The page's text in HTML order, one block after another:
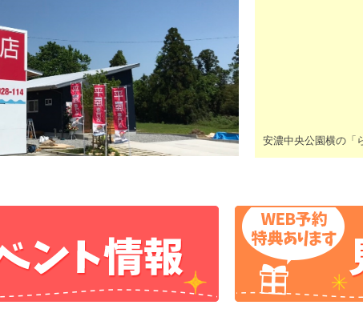
安濃中央公園横の「